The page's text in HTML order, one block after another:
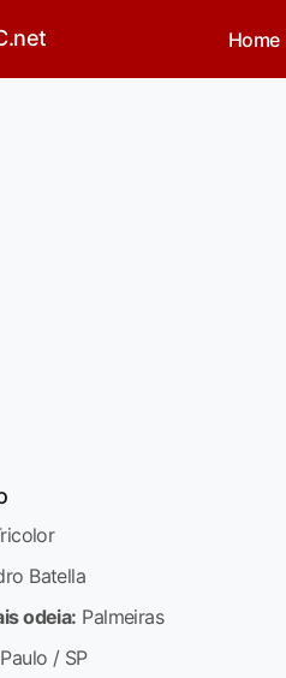
Home
Batella
odeia: Palmeiras
/ SP